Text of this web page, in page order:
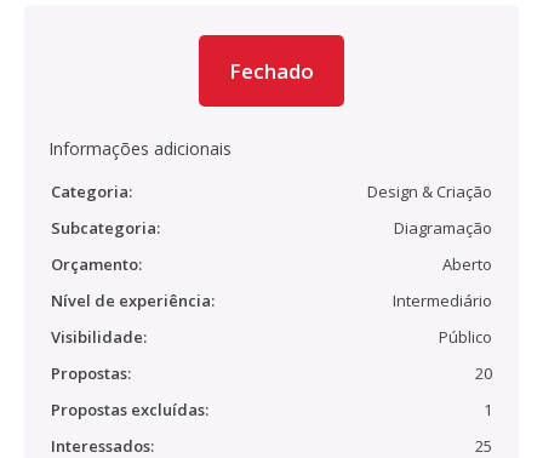
Fechado
Informações adicionais
Categoria:
Design & Criação
Subcategoria:
Diagramação
Orçamento:
Aberto
Nível de experiência:
Intermediário
Visibilidade:
Público
Propostas:
20
Propostas excluídas:
1
Interessados:
25